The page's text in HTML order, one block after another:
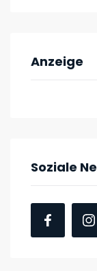
Anzeige
Soziale